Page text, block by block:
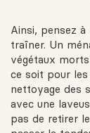
Ainsi, pensez
traîner. Un
végétaux
ce soit pour
nettoyage des
avec une
pas de retirer